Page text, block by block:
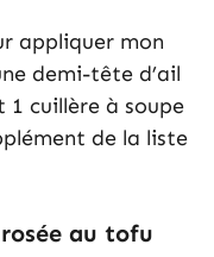
appliquer mon
demi-tête d’ail
cuillère à soupe
de la liste
au tofu